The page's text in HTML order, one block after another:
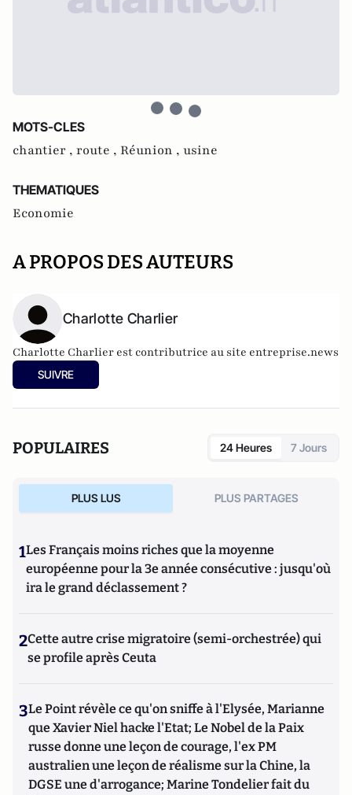
MOTS-CLES
chantier , route , Réunion , usine
THEMATIQUES
Economie
A PROPOS DES AUTEURS
Charlotte Charlier
Charlotte Charlier est contributrice au site entreprise.news
SUIVRE
POPULAIRES 24 Heures 7 Jours
PLUS LUS PLUS PARTAGES
1Les Français moins riches que la moyenne
européenne pour la 3e année consécutive : jusqu'où
ira le grand déclassement ?
2Cette autre crise migratoire (semi-orchestrée) qui
se profile après Ceuta
3Le Point révèle ce qu'on sniffe à l'Elysée, Marianne
que Xavier Niel hacke l'Etat; Le Nobel de la Paix
russe donne une leçon de courage, l'ex PM
australien une leçon de réalisme sur la Chine, la
DGSE une d'arrogance; Marine Tondelier fait du